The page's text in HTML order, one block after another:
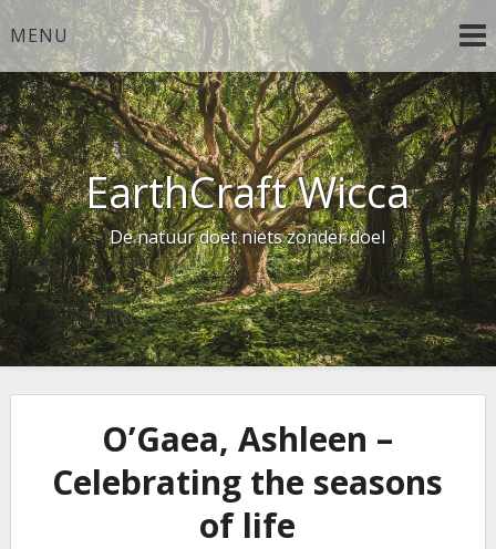
Ga
naar
de
inhoud
MENU
EarthCraft Wicca
De natuur doet niets zonder doel
O’Gaea, Ashleen –
Celebrating the seasons
of life